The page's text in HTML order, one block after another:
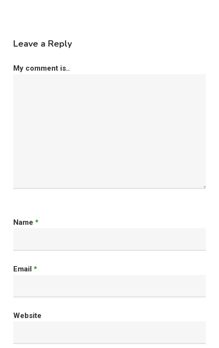
Leave a Reply
My comment is..
Name *
Email *
Website